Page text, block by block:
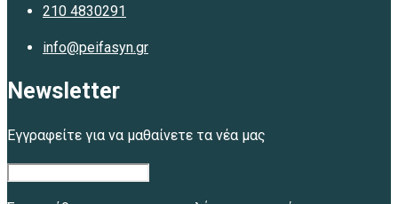
210 4830291
info@peifasyn.gr
Newsletter
Εγγραφείτε για να μαθαίνετε τα νέα μας